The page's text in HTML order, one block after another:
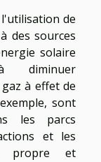
de
des sources
solaire
diminuer
à effet de
sont
les parcs
et les
propre et